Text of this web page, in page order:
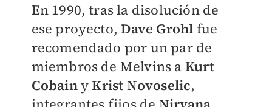
En 1990, tras la disolución de
ese proyecto,Dave Grohl fue
recomendado por un par de
miembros de Melvins a Kurt
CobainyKrist Novoselic,